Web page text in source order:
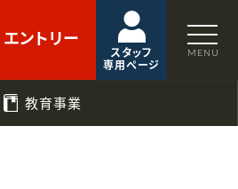
エントリー
スタッフ
専用ページ
教育事業